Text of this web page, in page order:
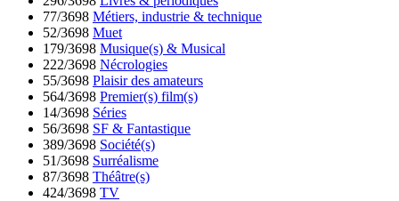
77/3698 Métiers, industrie & technique
52/3698 Muet
179/3698 Musique(s) & Musical
222/3698 Nécrologies
55/3698 Plaisir des amateurs
564/3698 Premier(s) film(s)
14/3698 Séries
56/3698 SF & Fantastique
389/3698 Société(s)
51/3698 Surréalisme
87/3698 Théâtre(s)
424/3698 TV